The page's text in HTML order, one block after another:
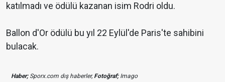
katılmadı ve ödülü kazanan isim Rodri oldu.
Ballon d'Or ödülü bu yıl 22 Eylül'de Paris'te sahibini
bulacak.
Haber;Sporx.com dış haberler,Fotoğraf;Imago